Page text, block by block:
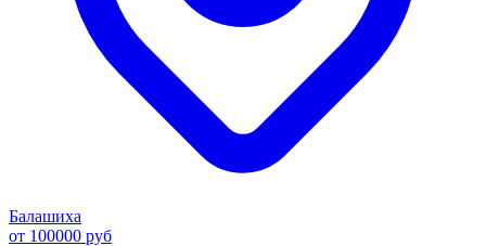
Балашиха
от 100000 руб